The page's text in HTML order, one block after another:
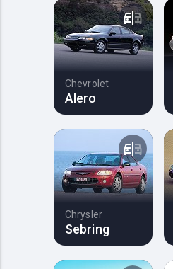
Chevrolet
Alero
Chrysler
Sebring